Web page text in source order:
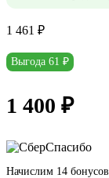
1 461 ₽
Выгода 61 ₽
1 400 ₽
Начислим 14 бонусов